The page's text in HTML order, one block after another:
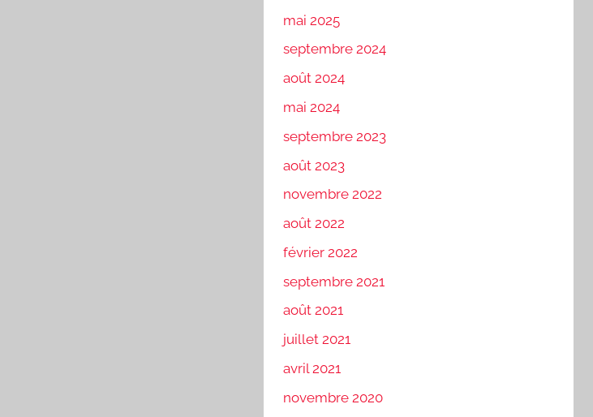
mai 2025
septembre 2024
août 2024
mai 2024
septembre 2023
août 2023
novembre 2022
août 2022
février 2022
septembre 2021
août 2021
juillet 2021
avril 2021
novembre 2020